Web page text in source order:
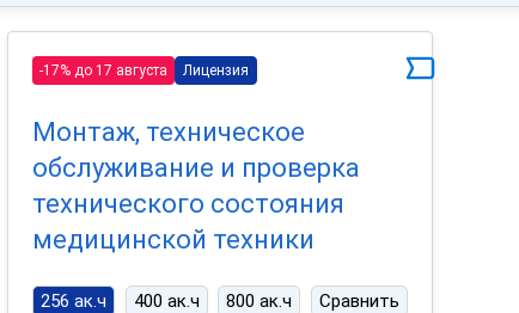
-17% до 17 августа Лицензия
Монтаж, техническое
обслуживание и проверка
технического состояния
медицинской техники
256 ак.ч 400 ак.ч 800 ак.ч Сравнить